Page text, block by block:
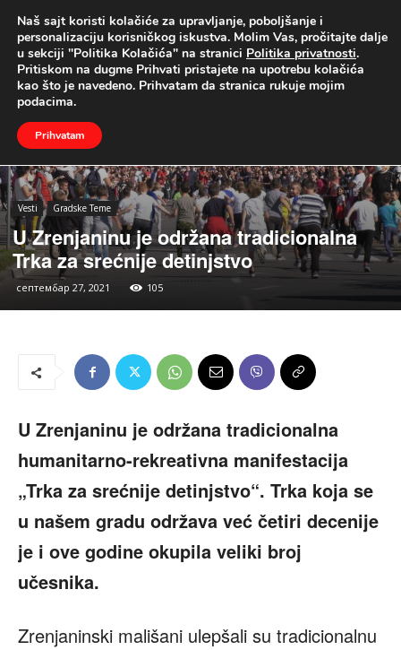
UŽIVO
Naslovna Vesti Gradske Teme
Vesti Gradske Teme
U Zrenjaninu je održana tradicionalna
Trka za srećnije detinjstvo
септембар 27, 2021 105
U Zrenjaninu je održana tradicionalna
humanitarno-rekreativna manifestacija
„Trka za srećnije detinjstvo“. Trka koja se
u našem gradu održava već četiri decenije
je i ove godine okupila veliki broj
učesnika.
Zrenjaninski mališani ulepšali su tradicionalnu
Naš sajt koristi kolačiće za upravljanje, poboljšanje i
personalizaciju korisničkog iskustva. Molim Vas, pročitajte dalje
u sekciji "Politika Kolačića" na stranici Politika privatnosti.
Pritiskom na dugme Prihvati pristajete na upotrebu kolačića
kao što je navedeno. Prihvatam da stranica rukuje mojim
podacima.
Prihvatam